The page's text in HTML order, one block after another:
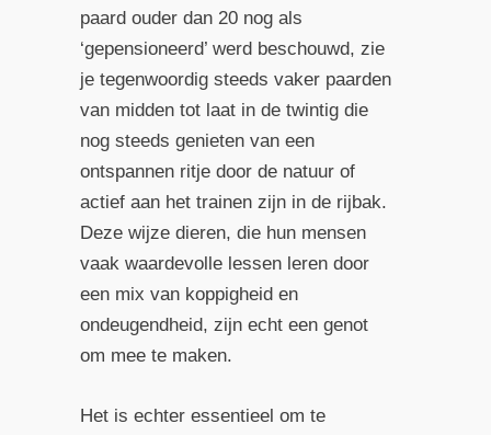
paard ouder dan 20 nog als
‘gepensioneerd’ werd beschouwd, zie
je tegenwoordig steeds vaker paarden
van midden tot laat in de twintig die
nog steeds genieten van een
ontspannen ritje door de natuur of
actief aan het trainen zijn in de rijbak.
Deze wijze dieren, die hun mensen
vaak waardevolle lessen leren door
een mix van koppigheid en
ondeugendheid, zijn echt een genot
om mee te maken.
Het is echter essentieel om te